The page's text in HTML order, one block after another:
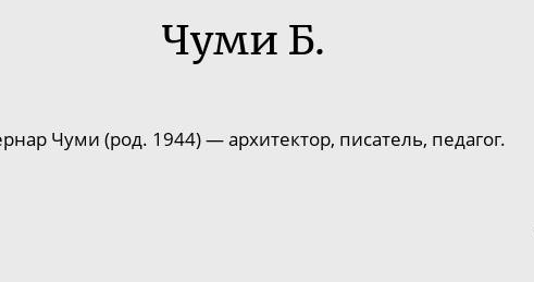
Чуми Б.
Чуми (род. 1944) — архитектор, писатель, педагог.